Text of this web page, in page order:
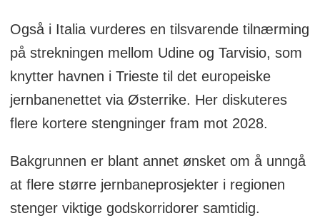
Også i Italia vurderes en tilsvarende tilnærming
på strekningen mellom Udine og Tarvisio, som
knytter havnen i Trieste til det europeiske
jernbanenettet via Østerrike. Her diskuteres
flere kortere stengninger fram mot 2028.
Bakgrunnen er blant annet ønsket om å unngå
at flere større jernbaneprosjekter i regionen
stenger viktige godskorridorer samtidig.